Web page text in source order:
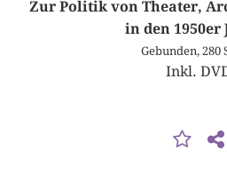
Zur Politik von Theater,
in den 1950er
Gebunden, 280
Inkl.